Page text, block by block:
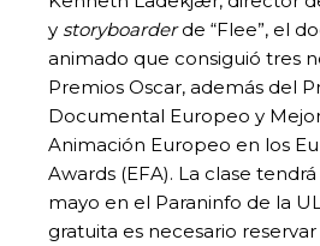
y storyboarderde “Flee”, el
animado que consiguió tres
Premios Oscar, además del
Documental Europeo y
Animación Europeo en los
Awards (EFA). La clase
mayo en el Paraninfo de la
gratuita es necesario